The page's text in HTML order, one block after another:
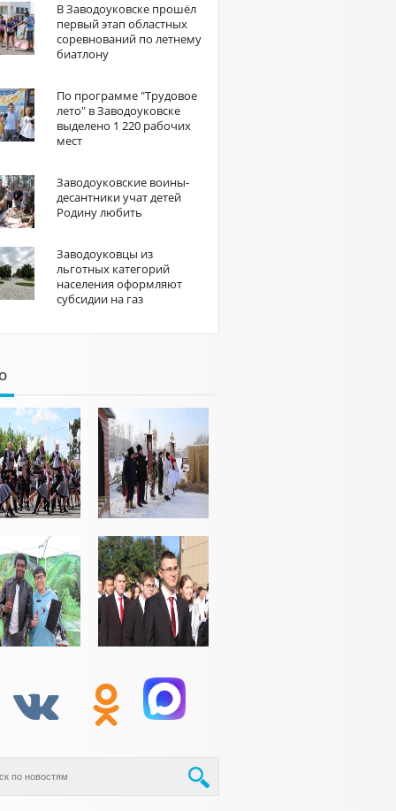
В Заводоуковске прошёл
первый этап областных
соревнований по летнему
биатлону
По программе "Трудовое
лето" в Заводоуковске
выделено 1 220 рабочих
мест
Заводоуковские воины-
десантники учат детей
Родину любить
Заводоуковцы из
льготных категорий
населения оформляют
субсидии на газ